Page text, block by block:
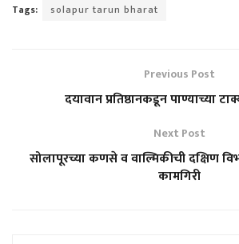
Tags: solapur tarun bharat
Previous Post
दयावान प्रतिष्ठानकडून पाण्याच्या
Next Post
सोलापूरच्या कणसे व वाल्मिकीची दक्षिण
कामगिरी